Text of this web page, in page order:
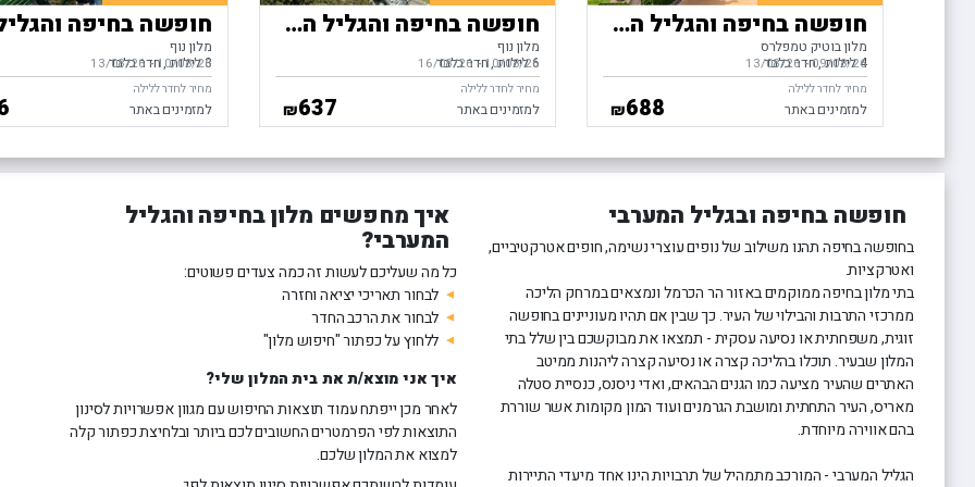
חופשה בחיפה והגליל המערבי
מלון בוטיק טמפלרס
4 לילות
חדר בלבדבין התאריכים,
09/08/26
-
13/08/26
למזמינים באתר
מחיר לחדר ללילה
₪688
חופשה בחיפה והגליל המערבי
מלון נוף
6 לילות
חדר בלבדבין התאריכים,
10/08/26
-
16/08/26
למזמינים באתר
מחיר לחדר ללילה
₪637
מלון נוף
3 לילות
חדר בלבדבין התאריכים,
10/08/26
-
13/08/26
למזמינים באתר
מחיר לחדר ללילה
חופשה בחיפה ובגליל המערבי
בחופשה בחיפה תהנו משילוב של נופים עוצרי נשימה, חופים אטרקטיביים,
ואטרקציות.
בתי מלון בחיפה ממוקמים באזור הר הכרמל ונמצאים במרחק הליכה
ממרכזי התרבות והבילוי של העיר. כך שבין אם תהיו מעוניינים בחופשה
זוגית, משפחתית או נסיעה עסקית - תמצאו את מבוקשכם בין שלל בתי
המלון שבעיר. תוכלו בהליכה קצרה או נסיעה קצרה ליהנות ממיטב
האתרים שהעיר מציעה כמו הגנים הבהאים, ואדי ניסנס, כנסיית סטלה
מאריס, העיר התחתית ומושבת הגרמנים ועוד המון מקומות אשר שוררת
בהם אווירה מיוחדת.
הגליל המערבי - המורכב מתמהיל של תרבויות הינו אחד מיעדי התיירות
איך מחפשים מלון בחיפה והגליל
המערבי?
כל מה שעליכם לעשות זה כמה צעדים פשוטים:
לבחור תאריכי יציאה וחזרה
לבחור את הרכב החדר
ללחוץ על כפתור "חיפוש מלון"
איך אני מוצא/ת את בית המלון שלי?
לאחר מכן ייפתח עמוד תוצאות החיפוש עם מגוון אפשרויות לסינון
התוצאות לפי הפרמטרים החשובים לכם ביותר ובלחיצת כפתור קלה
למצוא את המלון שלכם.